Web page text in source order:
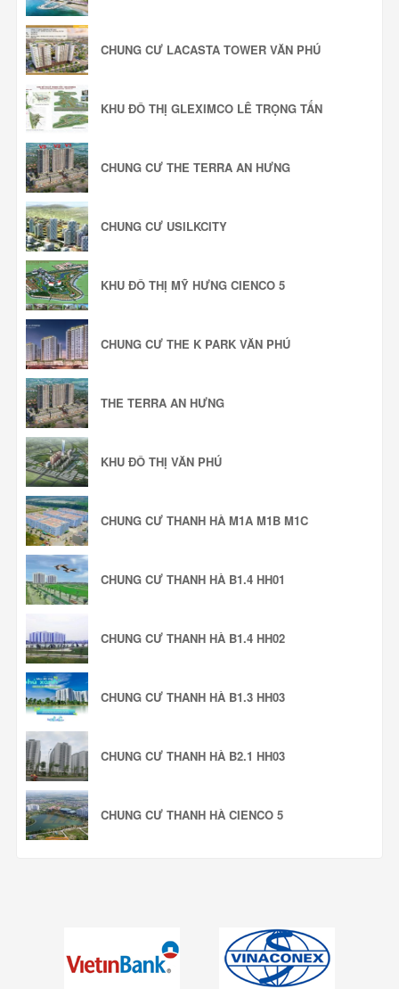
CHUNG CƯ LACASTA TOWER VĂN PHÚ
KHU ĐÔ THỊ GLEXIMCO LÊ TRỌNG TẤN
CHUNG CƯ THE TERRA AN HƯNG
CHUNG CƯ USILKCITY
KHU ĐÔ THỊ MỸ HƯNG CIENCO 5
CHUNG CƯ THE K PARK VĂN PHÚ
THE TERRA AN HƯNG
KHU ĐÔ THỊ VĂN PHÚ
CHUNG CƯ THANH HÀ M1A M1B M1C
CHUNG CƯ THANH HÀ B1.4 HH01
CHUNG CƯ THANH HÀ B1.4 HH02
CHUNG CƯ THANH HÀ B1.3 HH03
CHUNG CƯ THANH HÀ B2.1 HH03
CHUNG CƯ THANH HÀ CIENCO 5